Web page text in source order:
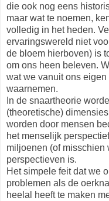
die ook nog eens
maar wat te noemen,
volledig in het heden.
ervaringswereld niet
de bloem hierboven) is
om ons heen beleven.
wat we vanuit ons
waarnemen.
In de snaartheorie
(theoretische)
worden door mensen
het menselijk
miljoenen (of
perspectieven is.
Het simpele feit dat we
problemen als de
heelal heeft te maken